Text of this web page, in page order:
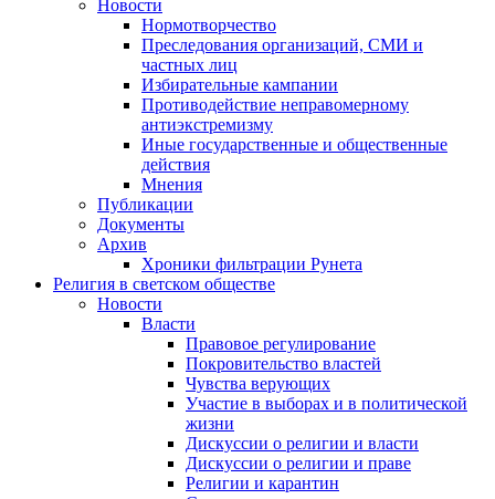
Новости
Нормотворчество
Преследования организаций, СМИ и
частных лиц
Избирательные кампании
Противодействие неправомерному
антиэкстремизму
Иные государственные и общественные
действия
Мнения
Публикации
Документы
Архив
Хроники фильтрации Рунета
Религия в светском обществе
Новости
Власти
Правовое регулирование
Покровительство властей
Чувства верующих
Участие в выборах и в политической
жизни
Дискуссии о религии и власти
Дискуссии о религии и праве
Религии и карантин